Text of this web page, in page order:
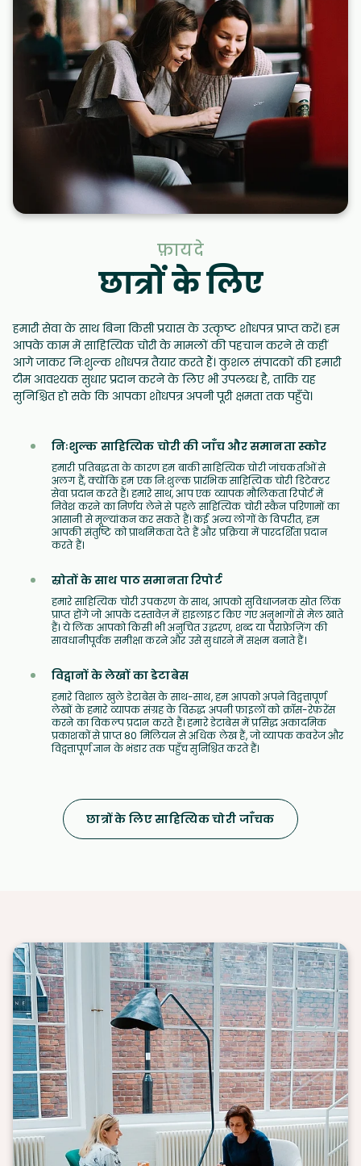
फ़ायदे
छात्रों के लिए
हमारी सेवा के साथ बिना किसी प्रयास के उत्कृष्ट शोधपत्र प्राप्त करें। हम
आपके काम में साहित्यिक चोरी के मामलों की पहचान करने से कहीं
आगे जाकर निःशुल्क शोधपत्र तैयार करते हैं। कुशल संपादकों की हमारी
टीम आवश्यक सुधार प्रदान करने के लिए भी उपलब्ध है, ताकि यह
सुनिश्चित हो सके कि आपका शोधपत्र अपनी पूरी क्षमता तक पहुँचे।
निःशुल्क साहित्यिक चोरी की जाँच और समानता स्कोर
हमारी प्रतिबद्धता के कारण हम बाकी साहित्यिक चोरी जांचकर्ताओं से
अलग हैं, क्योंकि हम एक निःशुल्क प्रारंभिक साहित्यिक चोरी डिटेक्टर
सेवा प्रदान करते हैं। हमारे साथ, आप एक व्यापक मौलिकता रिपोर्ट में
निवेश करने का निर्णय लेने से पहले साहित्यिक चोरी स्कैन परिणामों का
आसानी से मूल्यांकन कर सकते हैं। कई अन्य लोगों के विपरीत, हम
आपकी संतुष्टि को प्राथमिकता देते हैं और प्रक्रिया में पारदर्शिता प्रदान
करते हैं।
स्रोतों के साथ पाठ समानता रिपोर्ट
हमारे साहित्यिक चोरी उपकरण के साथ, आपको सुविधाजनक स्रोत लिंक
प्राप्त होंगे जो आपके दस्तावेज़ में हाइलाइट किए गए अनुभागों से मेल खाते
हैं। ये लिंक आपको किसी भी अनुचित उद्धरण, शब्द या पैराफ़्रेज़िंग की
सावधानीपूर्वक समीक्षा करने और उसे सुधारने में सक्षम बनाते हैं।
विद्वानों के लेखों का डेटाबेस
हमारे विशाल खुले डेटाबेस के साथ-साथ, हम आपको अपने विद्वत्तापूर्ण
लेखों के हमारे व्यापक संग्रह के विरुद्ध अपनी फ़ाइलों को क्रॉस-रेफ़रेंस
करने का विकल्प प्रदान करते हैं। हमारे डेटाबेस में प्रसिद्ध अकादमिक
प्रकाशकों से प्राप्त 80 मिलियन से अधिक लेख हैं, जो व्यापक कवरेज और
विद्वत्तापूर्ण ज्ञान के भंडार तक पहुँच सुनिश्चित करते हैं।
छात्रों के लिए साहित्यिक चोरी जाँचक